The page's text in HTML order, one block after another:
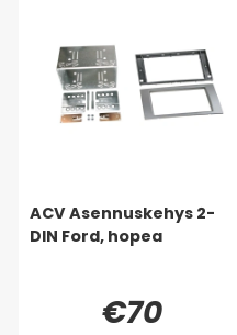
ACV Asennuskehys 2-
DIN Ford, hopea
€70